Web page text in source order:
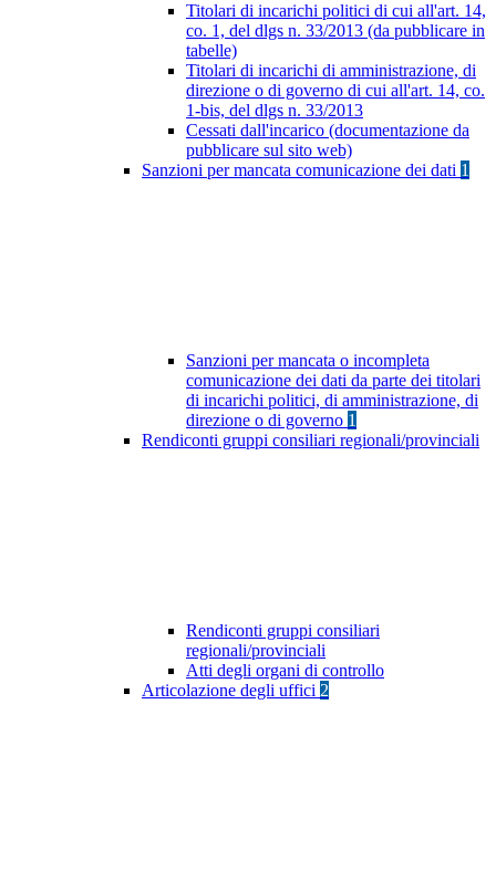
Titolari di incarichi politici di cui all'art. 14,
co. 1, del dlgs n. 33/2013 (da pubblicare in
tabelle)
Titolari di incarichi di amministrazione, di
direzione o di governo di cui all'art. 14, co.
1-bis, del dlgs n. 33/2013
Cessati dall'incarico (documentazione da
pubblicare sul sito web)
Sanzioni per mancata comunicazione dei dati 1
Sanzioni per mancata o incompleta
comunicazione dei dati da parte dei titolari
di incarichi politici, di amministrazione, di
direzione o di governo 1
Rendiconti gruppi consiliari regionali/provinciali
Rendiconti gruppi consiliari
regionali/provinciali
Atti degli organi di controllo
Articolazione degli uffici 2